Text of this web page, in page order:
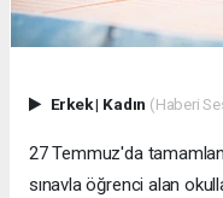
Erkek| Kadın (Haberi
27 Temmuz'da
sınavla öğrenci alan